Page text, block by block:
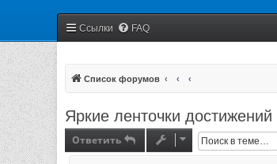
Ссылки FAQ
Список форумов
Яркие ленточки достижений
Ответить